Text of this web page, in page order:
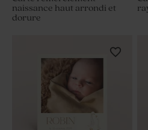
naissance haut arrondi et
dorure